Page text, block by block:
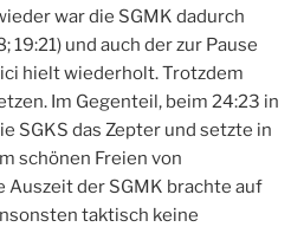
war die SGMK dadurch
19:21) und auch der zur Pause
hielt wiederholt. Trotzdem
Im Gegenteil, beim 24:23 in
SGKS das Zepter und setzte in
schönen Freien von
Auszeit der SGMK brachte auf
taktisch keine